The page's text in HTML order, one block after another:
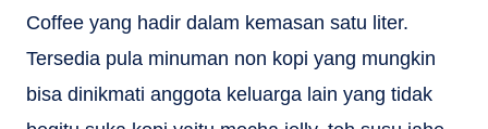
Coffee yang hadir dalam kemasan satu liter.
Tersedia pula minuman non kopi yang mungkin
bisa dinikmati anggota keluarga lain yang tidak